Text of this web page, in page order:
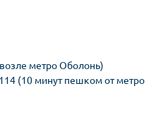
метро Оболонь)
(10 минут пешком от метро